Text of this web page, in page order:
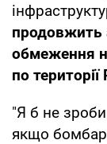
продовжить
обмеження
по
"Я б не
якщо